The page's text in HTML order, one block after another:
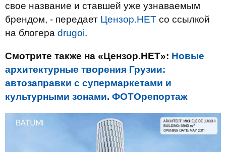
свое название и ставшей уже узнаваемым
брендом, - передает Цензор.НЕТ со ссылкой
на блогера drugoi.
Смотрите также на «Цензор.НЕТ»: Новые
архитектурные творения Грузии:
автозаправки с супермаркетами и
культурными зонами. ФОТОрепортаж